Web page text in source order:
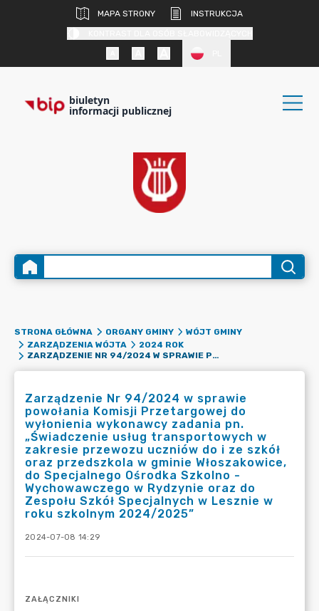
MAPA STRONY
INSTRUKCJA
biuletyn
informacji publicznej
STRONA GŁÓWNA ORGANY GMINY
WÓJT GMINY
ZARZĄDZENIA WÓJTA
2024 ROK
ZARZĄDZENIE NR 94/2024 W SPRAWIE POWOŁANIA KOMISJI PRZETARGOWEJ DO WYŁONIENIA WYKONAWCY ZADANIA PN. „ŚWIADCZENIE USŁUG TRANSPORTOWYCH W ZAKRESIE PRZEWOZU UCZNIÓW DO I ZE SZKÓŁ ORAZ PRZEDSZKOLA W GMINIE WŁOSZAKOWICE, DO SPECJALNEGO OŚRODKA SZKOLNO - WYCHOWAWCZEGO W RYDZYNIE ORAZ DO ZESPOŁU SZKÓŁ SPECJALNYCH W LESZNIE W ROKU SZKOLNYM 2024/2025”
Zarządzenie Nr 94/2024 w sprawie
powołania Komisji Przetargowej do
wyłonienia wykonawcy zadania pn.
„Świadczenie usług transportowych w
zakresie przewozu uczniów do i ze szkół
oraz przedszkola w gminie Włoszakowice,
do Specjalnego Ośrodka Szkolno -
Wychowawczego w Rydzynie oraz do
Zespołu Szkół Specjalnych w Lesznie w
roku szkolnym 2024/2025”
2024-07-08 14:29
ZAŁĄCZNIKI